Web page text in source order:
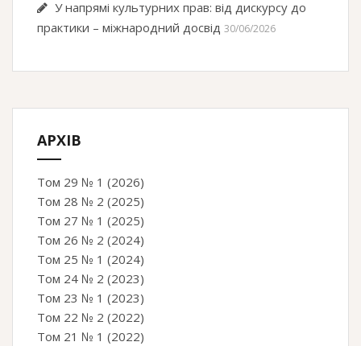
У напрямі культурних прав: від дискурсу до
практики – міжнародний досвід 30/06/2026
АРХІВ
Том 29 № 1 (2026)
Том 28 № 2 (2025)
Том 27 № 1 (2025)
Том 26 № 2 (2024)
Том 25 № 1 (2024)
Том 24 № 2 (2023)
Том 23 № 1 (2023)
Том 22 № 2 (2022)
Том 21 № 1 (2022)